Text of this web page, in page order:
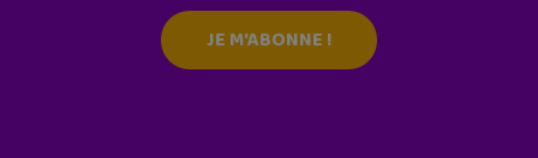
JE M'ABONNE !